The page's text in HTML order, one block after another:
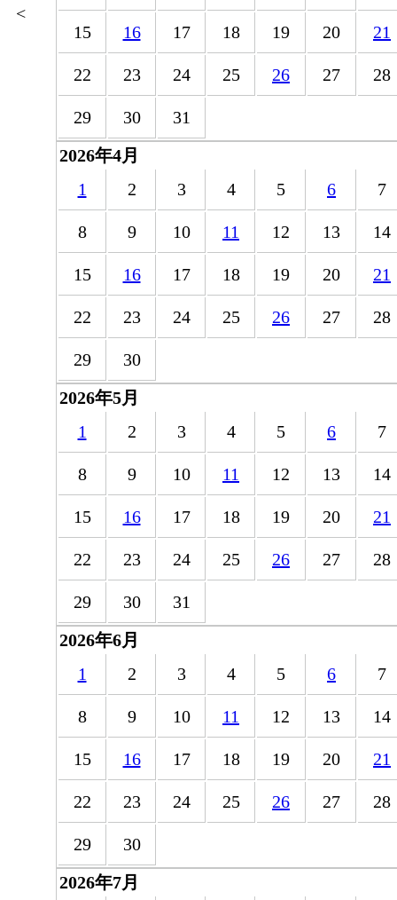
<
15 16 17 18 19 20 21
22 23 24 25 26 27 28
29 30
31
2026年4月
1
2 3 4 5 6 7
8 9 10 11 12 13 14
15 16 17 18 19 20 21
22 23 24 25 26 27 28
29
30
2026年5月
1
2 3 4 5 6 7
8 9 10 11 12 13 14
15 16 17 18 19 20 21
22 23 24 25 26 27 28
29 30
31
2026年6月
1
2 3 4 5 6 7
8 9 10 11 12 13 14
15 16 17 18 19 20 21
22 23 24 25 26 27 28
29
30
2026年7月